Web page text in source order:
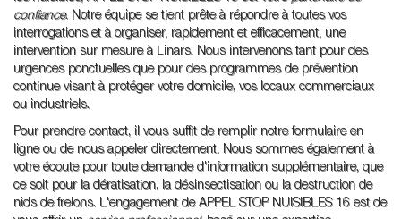
confiance. Notre équipe se tient prête à répondre à toutes vos
interrogations et à organiser, rapidement et efficacement, une
intervention sur mesure à Linars. Nous intervenons tant pour des
urgences ponctuelles que pour des programmes de prévention
continue visant à protéger votre domicile, vos locaux commerciaux
ou industriels.
Pour prendre contact, il vous suffit de remplir notre formulaire en
ligne ou de nous appeler directement. Nous sommes également à
votre écoute pour toute demande d'information supplémentaire, que
ce soit pour la dératisation, la désinsectisation ou la destruction de
nids de frelons. L'engagement de APPEL STOP NUISIBLES 16 est de